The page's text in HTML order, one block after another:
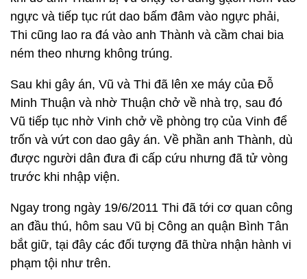
ngực và tiếp tục rút dao bấm đâm vào ngực phải,
Thi cũng lao ra đá vào anh Thành và cầm chai bia
ném theo nhưng không trúng.
Sau khi gây án, Vũ và Thi đã lên xe máy của Đỗ
Minh Thuận và nhờ Thuận chở về nhà trọ, sau đó
Vũ tiếp tục nhờ Vinh chở về phòng trọ của Vinh để
trốn và vứt con dao gây án. Về phần anh Thành, dù
được người dân đưa đi cấp cứu nhưng đã tử vòng
trước khi nhập viện.
Ngay trong ngày 19/6/2011 Thi đã tới cơ quan công
an đầu thú, hôm sau Vũ bị Công an quận Bình Tân
bắt giữ, tại đây các đối tượng đã thừa nhận hành vi
phạm tội như trên.